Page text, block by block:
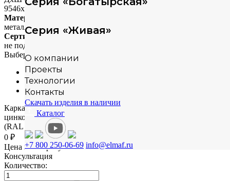
Серия «Живая»
О компании
Проекты
Технологии
Контакты
Скачать изделия в наличии
Каталог
+7 800 250-06-69 info@elmaf.ru
9546х5625
Материал
металл+пластик
Сертификация
не подлежит сертификации
Выберите способ монтажа
на бетонную плиту
в грунт
-
Каркас - сталь конструкционная, покрытие -
цинкосодержащий грунт, окраска полимерным порошком
(RAL по согласованию).
0 ₽
Цена по запросу
Консультация
Количество: